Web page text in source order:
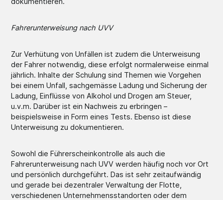
Fahrerunterweisung nach UVV
Zur Verhütung von Unfällen ist zudem die Unterweisung
der Fahrer notwendig, diese erfolgt normalerweise einmal
jährlich. Inhalte der Schulung sind Themen wie Vorgehen
bei einem Unfall, sachgemässe Ladung und Sicherung der
Ladung, Einflüsse von Alkohol und Drogen am Steuer,
u.v.m. Darüber ist ein Nachweis zu erbringen –
beispielsweise in Form eines Tests. Ebenso ist diese
Unterweisung zu dokumentieren.
Sowohl die Führerscheinkontrolle als auch die
Fahrerunterweisung nach UVV werden häufig noch vor Ort
und persönlich durchgeführt. Das ist sehr zeitaufwändig
und gerade bei dezentraler Verwaltung der Flotte,
verschiedenen Unternehmensstandorten oder dem